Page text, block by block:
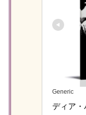
Generic
ディア